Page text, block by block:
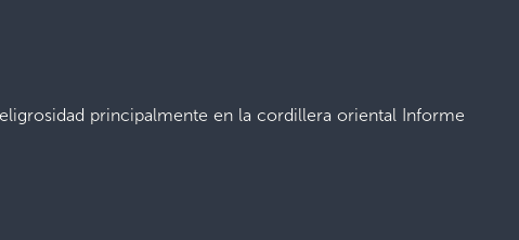
principalmente en la cordillera oriental Informe